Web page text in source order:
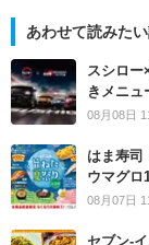
あわせて読みた
スシロ
きメニュ
08月08日
はま寿司
ウマグロ
08月07日
セブン‐